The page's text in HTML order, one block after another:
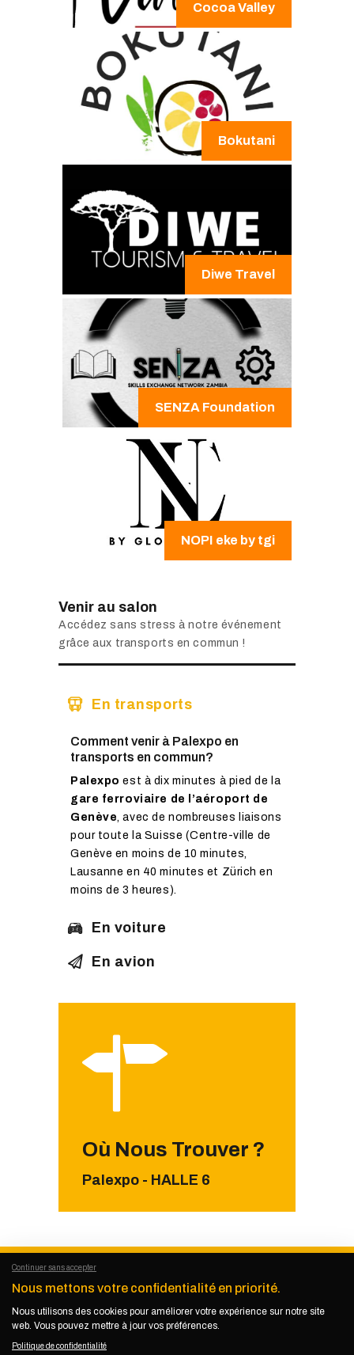
Cocoa Valley
Bokutani
Diwe Travel
SENZA Foundation
NOPI eke by tgi
Venir au salon
Accédez sans stress à notre événement
grâce aux transports en commun !
En transports
Comment venir à Palexpo en
transports en commun?
Palexpo est à dix minutes à pied de la
gare ferroviaire de l’aéroport de
Genève, avec de nombreuses liaisons
pour toute la Suisse (Centre-ville de
Genève en moins de 10 minutes,
Lausanne en 40 minutes et Zürich en
moins de 3 heures).
En voiture
En avion
Où Nous Trouver ?
Palexpo - HALLE 6
KEMET KIKUNDI© 2026. Tous droits
réservés.
Politique de confidentialité
Continuer sans accepter
Nous mettons votre confidentialité en priorité.
Nous utilisons des cookies pour améliorer votre expérience sur notre site
web. Vous pouvez mettre à jour vos préférences.
Politique de confidentialité